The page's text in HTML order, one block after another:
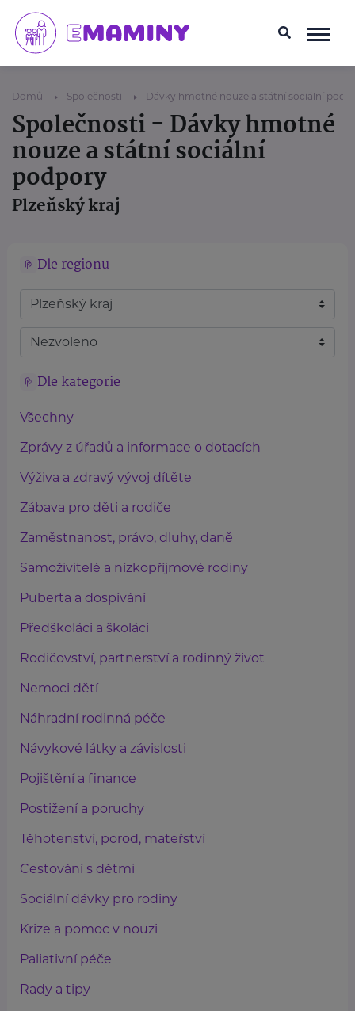
Domů Společnosti Dávky hmotné nouze a státní sociální
Společnosti - Dávky hmotné
nouze a státní sociální
podpory
Plzeňský kraj
Dle regionu
Dle kategorie
Všechny
Zprávy z úřadů a informace o dotacích
Výživa a zdravý vývoj dítěte
Zábava pro děti a rodiče
Zaměstnanost, právo, dluhy, daně
Samoživitelé a nízkopříjmové rodiny
Puberta a dospívání
Předškoláci a školáci
Rodičovství, partnerství a rodinný život
Nemoci dětí
Náhradní rodinná péče
Návykové látky a závislosti
Pojištění a finance
Postižení a poruchy
Těhotenství, porod, mateřství
Cestování s dětmi
Sociální dávky pro rodiny
Krize a pomoc v nouzi
Paliativní péče
Rady a tipy